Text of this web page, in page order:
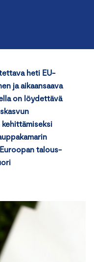
heti EU-
ja aikaansaava
on löydettävä
talous-